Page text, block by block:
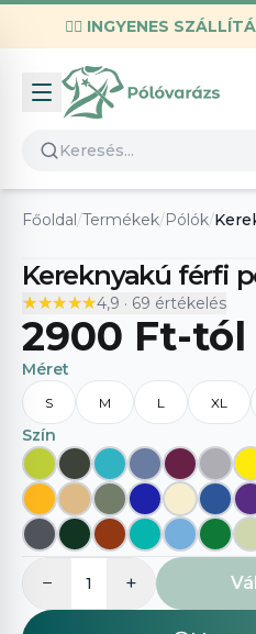
✌🏼 INGYENES
Infó
Kapcsolat
GYIK
Általános szerződési
Adatvédelmi nyilatkozat
Főoldal /Termékek/Pólók/
Kereknyakú férfi
★★★★★
★★★★★4,9 · 69 értékelés
2900 Ft-tól
Méret
S M L XL
Szín
− 1 +